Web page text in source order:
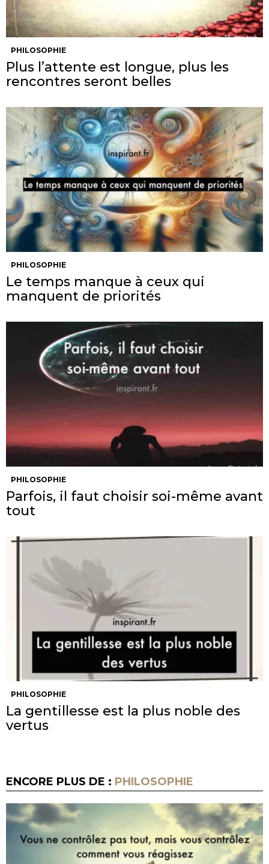
PHILOSOPHIE
Plus l’attente est longue, plus les
rencontres seront belles
PHILOSOPHIE
Le temps manque à ceux qui
manquent de priorités
PHILOSOPHIE
Parfois, il faut choisir soi-même avant
tout
PHILOSOPHIE
La gentillesse est la plus noble des
vertus
ENCORE PLUS DE : PHILOSOPHIE